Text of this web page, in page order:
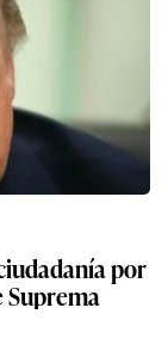
por
Suprema